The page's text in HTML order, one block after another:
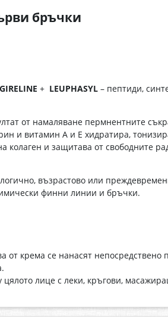
бръчки
+ LEUPHASYL – пептиди,
от намаляване пермнентните
и витамин А и Е хидратира,
и защитава от свободните
възрастово или
финни линии и бръчки.
крема се нанасят
цялото лице с леки, кръгови,